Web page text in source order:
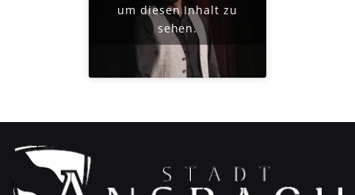
um diesen Inhalt zu
sehen.